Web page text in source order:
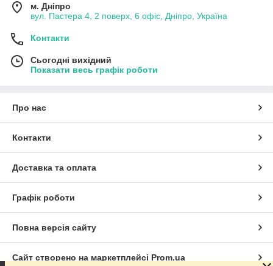
м. Дніпро
вул. Пастера 4, 2 поверх, 6 офіс, Дніпро, Україна
Контакти
Сьогодні вихідний
Показати весь графік роботи
Про нас
Контакти
Доставка та оплата
Графік роботи
Повна версія сайту
Сайт створено на маркетплейсі Prom.ua